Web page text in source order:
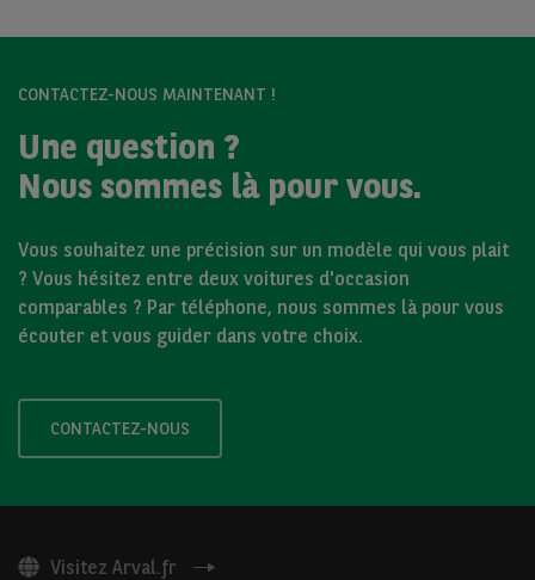
CONTACTEZ-NOUS MAINTENANT !
Une question ?
Nous sommes là pour vous.
Vous souhaitez une précision sur un modèle qui vous plait
? Vous hésitez entre deux voitures d'occasion
comparables ? Par téléphone, nous sommes là pour vous
écouter et vous guider dans votre choix.
CONTACTEZ-NOUS
Visitez Arval.fr